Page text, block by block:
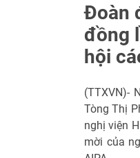
Đoàn
đồng
hội
(TTXVN)-
Tòng Thị
nghị viện
mời của